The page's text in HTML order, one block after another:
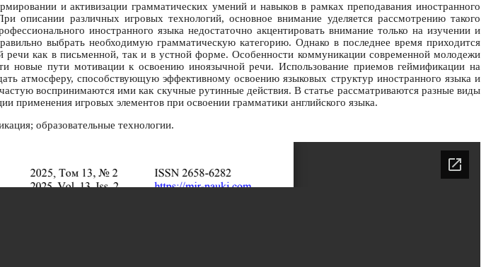
и активизации грамматических умений и навыков в рамках преподавания иностранного
описании различных игровых технологий, основное внимание уделяется рассмотрению такого
иностранного языка недостаточно акцентировать внимание только на изучении и
выбрать необходимую грамматическую категорию. Однако в последнее время приходится
как в письменной, так и в устной форме. Особенности коммуникации современной молодежи
новые пути мотивации к освоению иноязычной речи. Использование приемов геймификации на
атмосферу, способствующую эффективному освоению языковых структур иностранного языка и
воспринимаются ими как скучные рутинные действия. В статье рассматриваются разные виды
применения игровых элементов при освоении грамматики английского языка.
образовательные технологии.